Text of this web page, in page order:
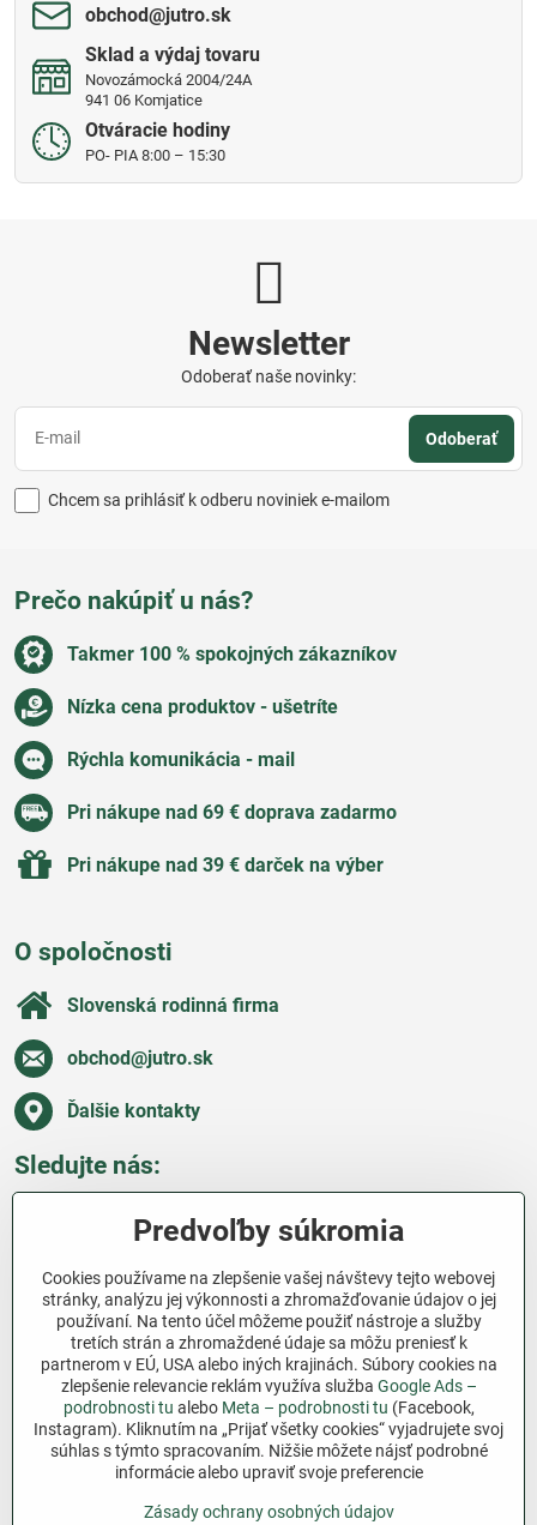
obchod​@jutro​.sk
Sklad a výdaj tovaru
Novozámocká 2004/24A
941 06 Komjatice
Otváracie hodiny
PO- PIA 8:00 – 15:30
Newsletter
Odoberať naše novinky:
Odoberať
Chcem sa prihlásiť k odberu noviniek e-mailom
Prečo nakúpiť u nás?
Takmer 100 % spokojných zákazníkov
Nízka cena produktov - ušetríte
Rýchla komunikácia - mail
Pri nákupe nad 69 € doprava zadarmo
Pri nákupe nad 39 € darček na výber
O spoločnosti
Slovenská rodinná firma
obchod​@jutro​.sk
Ďalšie kontakty
Sledujte nás:
Všetko o nákupe
Ďakujeme za podporu
Sme slovenský e-shop bez dotácií​. Fungujeme len
vďaka vám – ľuďom, ktorí veria v poctivú prácu a
lásku k pôde​. Každý nákup na Jutro​.sk nám pomáha
pokračovať v tom, čo má zmysel – pomáhať
záhradkárom zadarmo a srdcom​.
Predvoľby súkromia
Cookies používame na zlepšenie vašej návštevy tejto webovej
stránky, analýzu jej výkonnosti a zhromažďovanie údajov o jej
používaní. Na tento účel môžeme použiť nástroje a služby
tretích strán a zhromaždené údaje sa môžu preniesť k
partnerom v EÚ, USA alebo iných krajinách. Súbory cookies na
zlepšenie relevancie reklám využíva služba Google Ads –
podrobnosti tu alebo Meta – podrobnosti tu (Facebook,
Instagram). Kliknutím na „Prijať všetky cookies“ vyjadrujete svoj
súhlas s týmto spracovaním. Nižšie môžete nájsť podrobné
informácie alebo upraviť svoje preferencie
Zásady ochrany osobných údajov